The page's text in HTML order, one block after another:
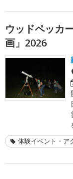
ウッドペッカ
画」2026
体験イベント・ア